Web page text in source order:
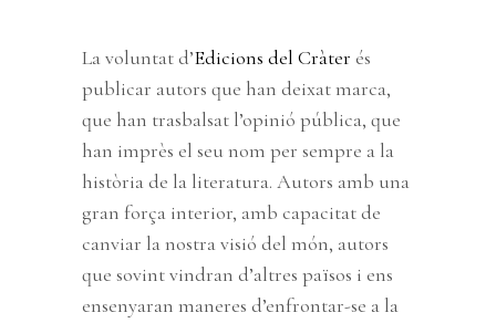
La voluntat d’Edicions del Cràter és
publicar autors que han deixat marca,
que han trasbalsat l’opinió pública, que
han imprès el seu nom per sempre a la
història de la literatura. Autors amb una
gran força interior, amb capacitat de
canviar la nostra visió del món, autors
que sovint vindran d’altres països i ens
ensenyaran maneres d’enfrontar-se a la